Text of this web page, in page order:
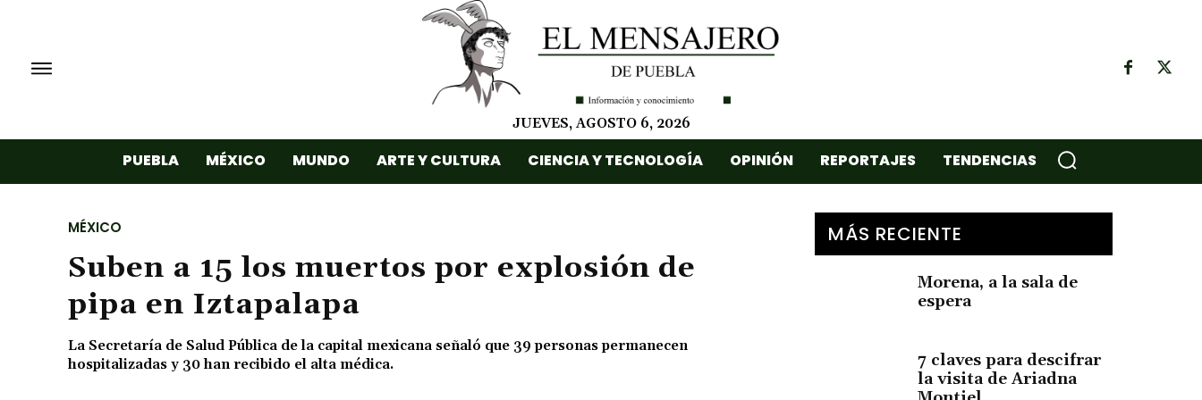
JUEVES, AGOSTO 6, 2026
PUEBLA MÉXICO MUNDO ARTE Y CULTURA CIENCIA Y TECNOLOGÍA OPINIÓN REPORTAJES TENDENCIAS
MÉXICO
Suben a 15 los muertos por explosión de
pipa en Iztapalapa
La Secretaría de Salud Pública de la capital mexicana señaló que 39 personas permanecen
hospitalizadas y 30 han recibido el alta médica.
MÁS RECIENTE
Morena, a la sala de
espera
7 claves para descifrar
la visita de Ariadna